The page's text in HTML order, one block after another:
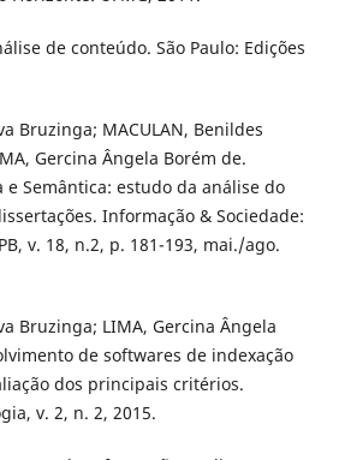
de conteúdo. São Paulo: Edições
Bruzinga; MACULAN, Benildes
Gercina Ângela Borém de.
e Semântica: estudo da análise do
Informação & Sociedade:
v. 18, n.2, p. 181-193, mai./ago.
Bruzinga; LIMA, Gercina Ângela
de softwares de indexação
dos principais critérios.
v. 2, n. 2, 2015.